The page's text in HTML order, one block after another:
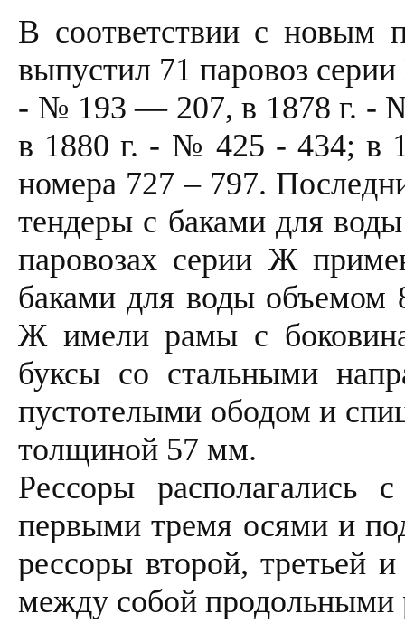
В соответствии с новым
выпустил 71 паровоз
- № 193 — 207, в 1878 г. -
в 1880 г. - № 425 - 434; в
номера 727 – 797.
тендеры с баками для
паровозах серии Ж
баками для воды
Ж имели рамы с
буксы со стальными
пустотелыми ободом и
толщиной 57 мм.
Рессоры располагались
первыми тремя осями и
рессоры второй, третьей
между собой продольными